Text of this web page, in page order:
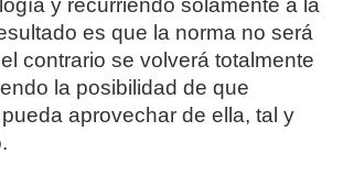
y recurriendo solamente a la
es que la norma no será
contrario se volverá totalmente
la posibilidad de que
aprovechar de ella, tal y